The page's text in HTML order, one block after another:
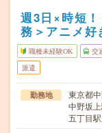
週3日×時短
務＞アニメ好
職種未経験OK 交
派遣
勤務地
東京都
中野坂
五丁目